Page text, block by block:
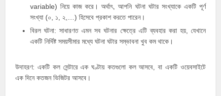
variable) নিয়ে কাজ করে। অর্থাৎ, আপনি ঘটনা ঘটার সংখ্যাকে একটি পূর্ণ
সংখ্যা (০, ১, ২,…) হিসেবে প্রকাশ করতে পারেন।
বিরল ঘটনা: সাধারণত এমন সব ঘটনার ক্ষেত্রে এটি ব্যবহার করা হয়, যেখানে
একটি নির্দিষ্ট সময়সীমার মধ্যে ঘটনা ঘটার সম্ভাবনা খুব কম থাকে।
উদাহরণ: একটি কল সেন্টারে এক ঘণ্টায় কতগুলো কল আসবে, বা একটি ওয়েবসাইটে
এক দিনে কতজন ভিজিটর আসবে।